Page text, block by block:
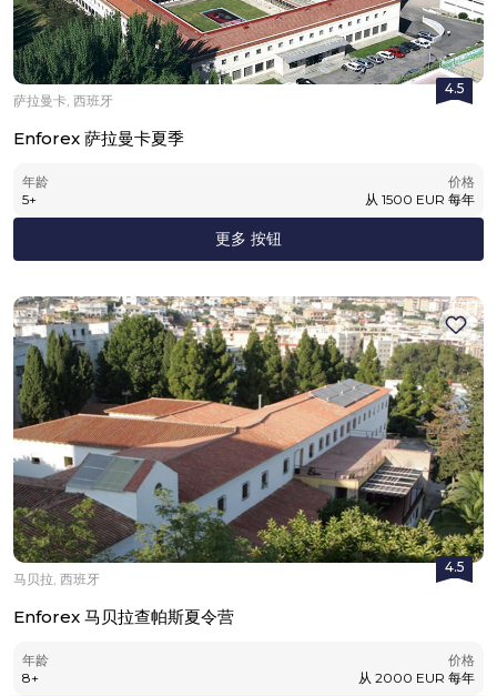
4.5
萨拉曼卡, 西班牙
Enforex 萨拉曼卡夏季
年龄
5+
价格
从 1500 EUR 每年
更多 按钮
4.5
马贝拉, 西班牙
Enforex 马贝拉查帕斯夏令营
年龄
8+
价格
从 2000 EUR 每年